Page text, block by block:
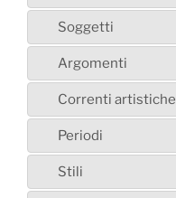
Soggetti
Argomenti
Correnti artistiche
Periodi
Stili